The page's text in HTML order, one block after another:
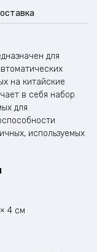
для
на китайские
в себя набор
для
используемых
4 см